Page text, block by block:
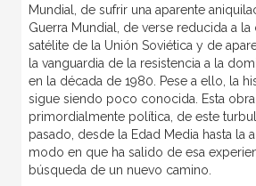
Mundial, de sufrir una aparente
Guerra Mundial, de verse reducida a la
satélite de la Unión Soviética y de
la vanguardia de la resistencia a la
en la década de 1980. Pese a ello, la
sigue siendo poco conocida. Esta obra
primordialmente política, de este
pasado, desde la Edad Media hasta la
modo en que ha salido de esa
búsqueda de un nuevo camino.